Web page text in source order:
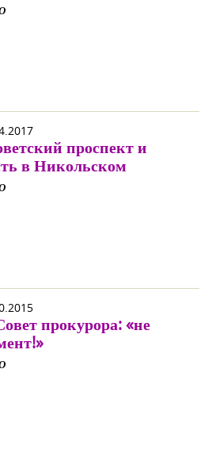
проспект и
в Никольском
прокурора: «не